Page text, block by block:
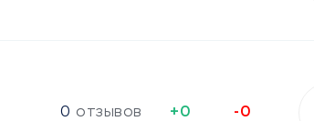
0 отзывов +0 -0